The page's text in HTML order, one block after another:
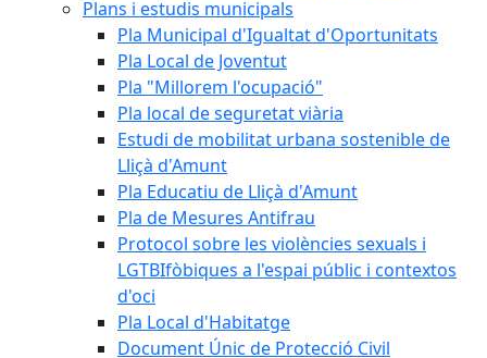
Plans i estudis municipals
Pla Municipal d'Igualtat d'Oportunitats
Pla Local de Joventut
Pla "Millorem l'ocupació"
Pla local de seguretat viària
Estudi de mobilitat urbana sostenible de
Lliçà d'Amunt
Pla Educatiu de Lliçà d'Amunt
Pla de Mesures Antifrau
Protocol sobre les violències sexuals i
LGTBIfòbiques a l'espai públic i contextos
d'oci
Pla Local d'Habitatge
Document Únic de Protecció Civil